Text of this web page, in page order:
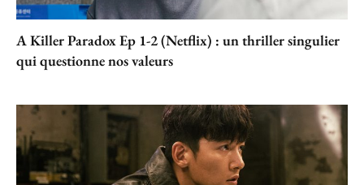
A Killer Paradox Ep 1-2 (Netflix) : un thriller singulier
qui questionne nos valeurs